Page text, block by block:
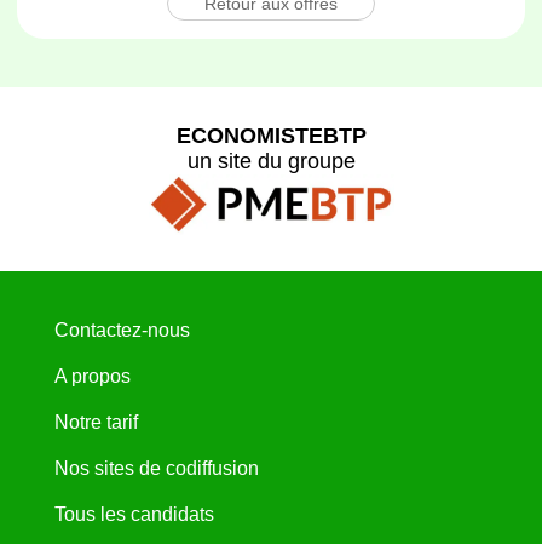
ECONOMISTEBTP
un site du groupe
Contactez-nous
A propos
Notre tarif
Nos sites de codiffusion
Tous les candidats